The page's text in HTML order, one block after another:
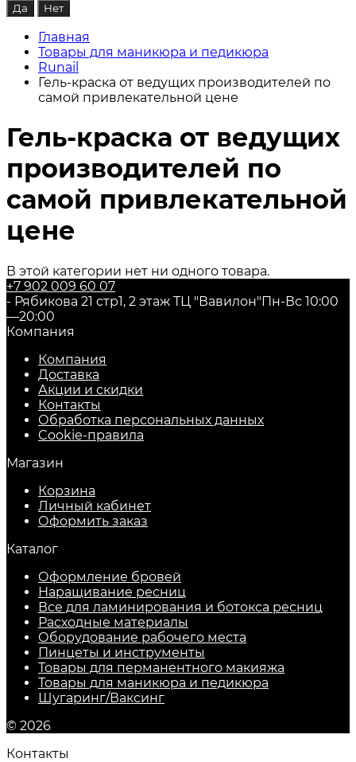
Главная
Товары для маникюра и педикюра
Runail
Гель-краска от ведущих производителей по
самой привлекательной цене
Гель-краска от ведущих
производителей по
самой привлекательной
цене
В этой категории нет ни одного товара.
+7 902 009 60 07
- Рябикова 21 стр1, 2 этаж ТЦ "Вавилон"Пн-Вс 10:00
—20:00
Компания
Компания
Доставка
Акции и скидки
Контакты
Обработка персональных данных
Cookie-правила
Магазин
Корзина
Личный кабинет
Оформить заказ
Каталог
Оформление бровей
Наращивание ресниц
Все для ламинирования и ботокса ресниц
Расходные материалы
Оборудование рабочего места
Пинцеты и инструменты
Товары для перманентного макияжа
Товары для маникюра и педикюра
Шугаринг/Ваксинг
© 2026
Контакты